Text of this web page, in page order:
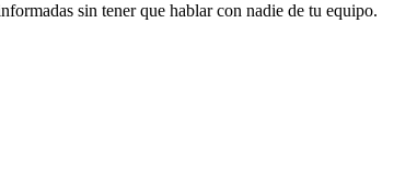
sin tener que hablar con nadie de tu equipo.